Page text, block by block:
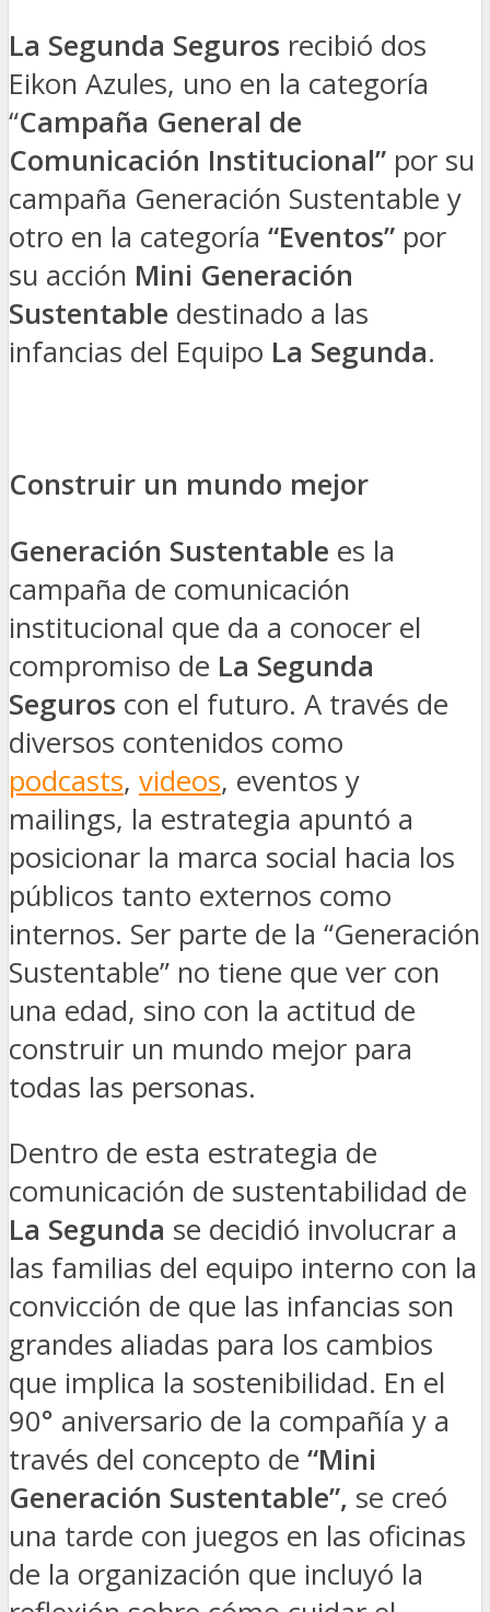
La Segunda Seguros recibió dos
Eikon Azules, uno en la categoría
“Campaña General de
Comunicación Institucional” por su
campaña Generación Sustentable y
otro en la categoría “Eventos” por
su acción Mini Generación
Sustentable destinado a las
infancias del Equipo La Segunda.
Construir un mundo mejor
Generación Sustentable es la
campaña de comunicación
institucional que da a conocer el
compromiso de La Segunda
Seguros con el futuro. A través de
diversos contenidos como
podcasts, videos, eventos y
mailings, la estrategia apuntó a
posicionar la marca social hacia los
públicos tanto externos como
internos. Ser parte de la “Generación
Sustentable” no tiene que ver con
una edad, sino con la actitud de
construir un mundo mejor para
todas las personas.
Dentro de esta estrategia de
comunicación de sustentabilidad de
La Segunda se decidió involucrar a
las familias del equipo interno con la
convicción de que las infancias son
grandes aliadas para los cambios
que implica la sostenibilidad. En el
90° aniversario de la compañía y a
través del concepto de “Mini
Generación Sustentable”, se creó
una tarde con juegos en las oficinas
de la organización que incluyó la